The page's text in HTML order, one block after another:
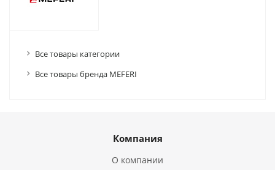
Все товары категории
Все товары бренда MEFERI
Компания
О компании